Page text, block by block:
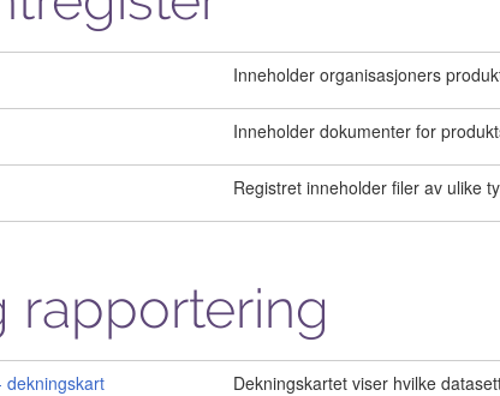
Inneholder organisasjoners
Inneholder dokumenter for
Registret inneholder filer av ulike
rapportering
dekningskart Dekningskartet viser hvilke